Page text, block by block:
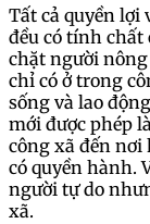
Tất cả quyền lợi
đều có tính chất
chặt người
chỉ có ở trong
sống và lao
mới được phép
công xã đến
có quyền hành.
người tự do
xã.